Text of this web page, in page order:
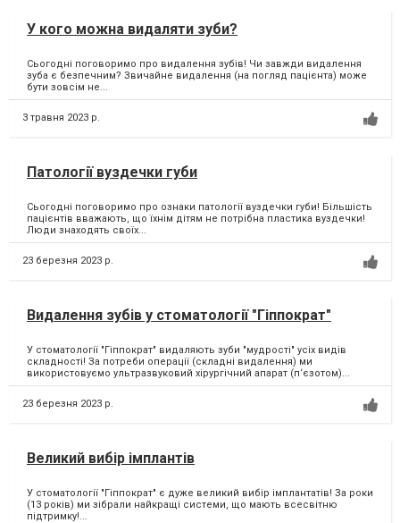
У кого можна видаляти зуби?
Сьогодні поговоримо про видалення зубів! Чи завжди видалення
зуба є безпечним? Звичайне видалення (на погляд пацієнта) може
бути зовсім не...
3 травня 2023 р.
Патології вуздечки губи
Сьогодні поговоримо про ознаки патології вуздечки губи! Більшість
пацієнтів вважають, що їхнім дітям не потрібна пластика вуздечки!
Люди знаходять своїх...
23 березня 2023 р.
Видалення зубів у стоматології "Гіппократ"
У стоматології "Гіппократ" видаляють зуби "мудрості" усіх видів
складності! За потреби операції (складні видалення) ми
використовуємо ультразвуковий хірургічний апарат (п‘єзотом)...
23 березня 2023 р.
Великий вибір імплантів
У стоматології "Гіппократ" є дуже великий вибір імплантатів! За роки
(13 років) ми зібрали найкращі системи, що мають всесвітню
підтримку!...